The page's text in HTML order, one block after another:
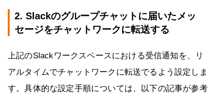
2. Slackのグループチャットに届いたメッ
セージをチャットワークに転送する
上記のSlackワークスペースにおける受信通知を、リ
アルタイムでチャットワークに転送でるよう設定しま
す。具体的な設定手順については、以下の記事が参考